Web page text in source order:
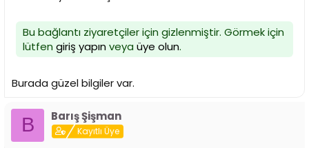
Bu bağlantı ziyaretçiler için gizlenmiştir. Görmek için
lütfen giriş yapınveya üye olun.
Burada güzel bilgiler var.
B Barış Şişman
Kayıtlı Üye